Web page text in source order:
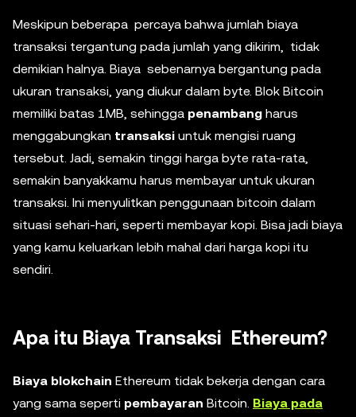
Meskipun beberapa percaya bahwa jumlah biaya
transaksi tergantung pada jumlah yang dikirim, tidak
demikian halnya. Biaya sebenarnya bergantung pada
ukuran transaksi, yang diukur dalam byte. Blok Bitcoin
memiliki batas 1MB, sehingga penambang harus
menggabungkan transaksi untuk mengisi ruang
tersebut. Jadi, semakin tinggi harga byte rata-rata,
semakin banyakkamu harus membayar untuk ukuran
transaksi. Ini menyulitkan penggunaan bitcoin dalam
situasi sehari-hari, seperti membayar kopi. Bisa jadi biaya
yang kamu keluarkan lebih mahal dari harga kopi itu
sendiri.
Apa itu Biaya Transaksi Ethereum?
Biaya blokchain Ethereum tidak bekerja dengan cara
yang sama seperti pembayaran Bitcoin. Biaya pada